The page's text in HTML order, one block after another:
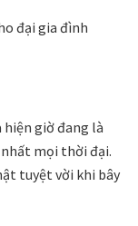
đại gia đình
hiện giờ đang là
mọi thời đại.
tuyệt vời khi bây